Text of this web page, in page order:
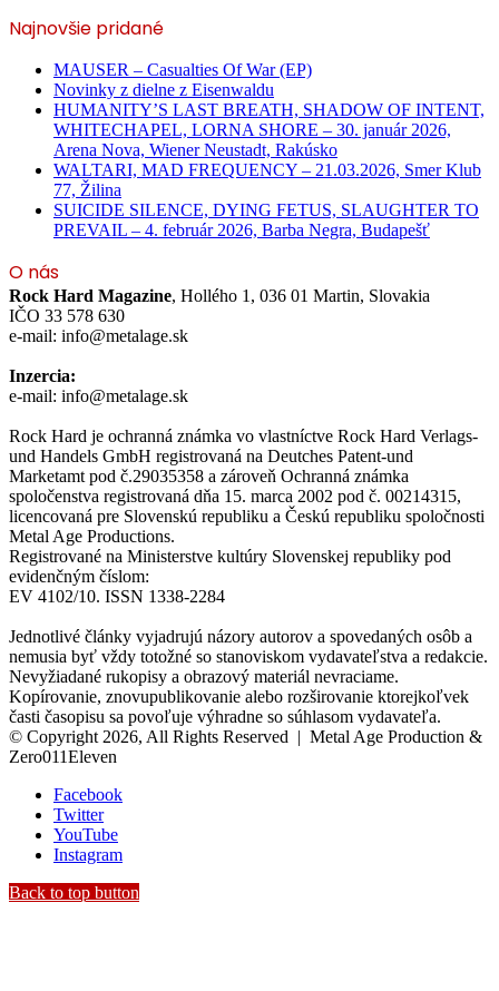
Najnovšie pridané
MAUSER – Casualties Of War (EP)
Novinky z dielne z Eisenwaldu
HUMANITY’S LAST BREATH, SHADOW OF INTENT,
WHITECHAPEL, LORNA SHORE – 30. január 2026,
Arena Nova, Wiener Neustadt, Rakúsko
WALTARI, MAD FREQUENCY – 21.03.2026, Smer Klub
77, Žilina
SUICIDE SILENCE, DYING FETUS, SLAUGHTER TO
PREVAIL – 4. február 2026, Barba Negra, Budapešť
O nás
Rock Hard Magazine, Hollého 1, 036 01 Martin, Slovakia
IČO 33 578 630
e-mail: info@metalage.sk
Inzercia:
e-mail: info@metalage.sk
Rock Hard je ochranná známka vo vlastníctve Rock Hard Verlags-
und Handels GmbH registrovaná na Deutches Patent-und
Marketamt pod č.29035358 a zároveň Ochranná známka
spoločenstva registrovaná dňa 15. marca 2002 pod č. 00214315,
licencovaná pre Slovenskú republiku a Českú republiku spoločnosti
Metal Age Productions.
Registrované na Ministerstve kultúry Slovenskej republiky pod
evidenčným číslom:
EV 4102/10. ISSN 1338-2284
Jednotlivé články vyjadrujú názory autorov a spovedaných osôb a
nemusia byť vždy totožné so stanoviskom vydavateľstva a redakcie.
Nevyžiadané rukopisy a obrazový materiál nevraciame.
Kopírovanie, znovupublikovanie alebo rozširovanie ktorejkoľvek
časti časopisu sa povoľuje výhradne so súhlasom vydavateľa.
© Copyright 2026, All Rights Reserved | Metal Age Production &
Zero011Eleven
Facebook
Twitter
YouTube
Instagram
Back to top button